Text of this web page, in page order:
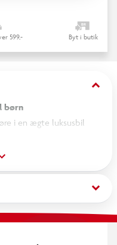
599,- Byt i butik
keyboard_arrow_down
børn
i en ægte luksusbil
sportsvogn. Elbilen
Benz og kombinerer
og sikkerhed.
og stabil kørsel, mens
keyboard_arrow_down